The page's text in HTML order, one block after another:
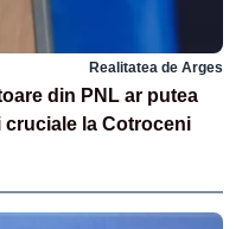
Realitatea de Arges
din PNL ar putea
la Cotroceni